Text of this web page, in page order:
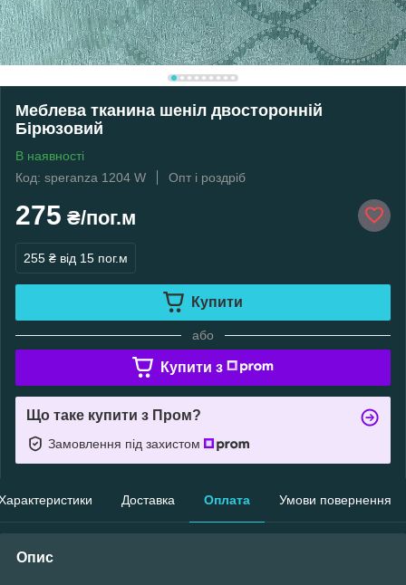
Меблева тканина шеніл двосторонній
Бірюзовий
В наявності
Код: speranza 1204 W
Опт і роздріб
275 ₴/пог.м
255 ₴ від 15 пог.м
Купити
або
Купити з
Що таке купити з Пром?
Замовлення під захистом
Доставка Оплата Умови повернення
Опис